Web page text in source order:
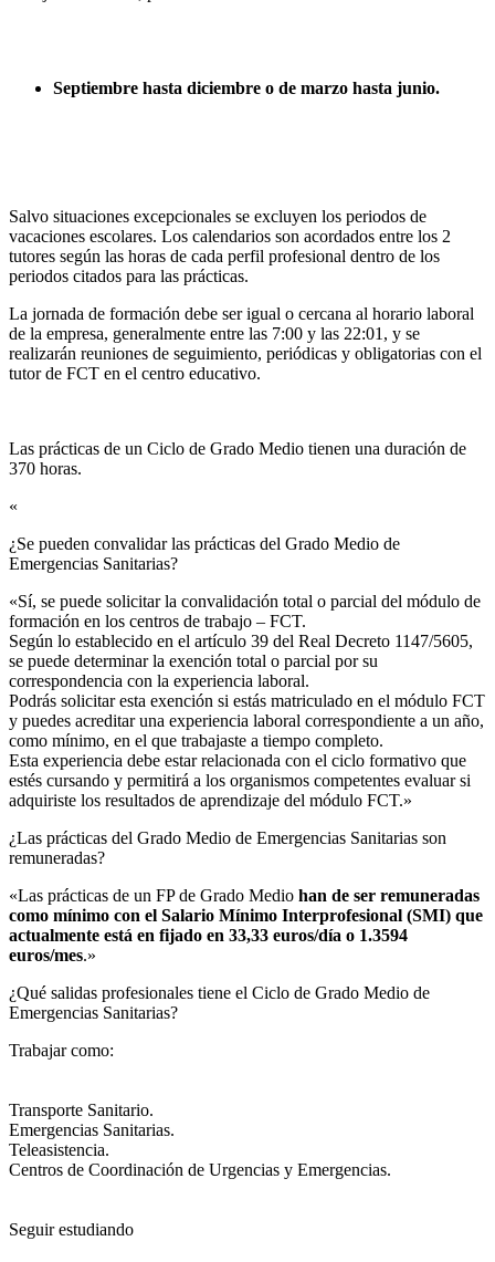
Septiembre hasta diciembre o de marzo hasta junio.
Salvo situaciones excepcionales se excluyen los periodos de
vacaciones escolares. Los calendarios son acordados entre los 2
tutores según las horas de cada perfil profesional dentro de los
periodos citados para las prácticas.
La jornada de formación debe ser igual o cercana al horario laboral
de la empresa, generalmente entre las 7:00 y las 22:01, y se
realizarán reuniones de seguimiento, periódicas y obligatorias con el
tutor de FCT en el centro educativo.
Las prácticas de un Ciclo de Grado Medio tienen una duración de
370 horas.
«
¿Se pueden convalidar las prácticas del Grado Medio de
Emergencias Sanitarias?​
«Sí, se puede solicitar la convalidación total o parcial del módulo de
formación en los centros de trabajo – FCT.
Según lo establecido en el artículo 39 del Real Decreto 1147/5605,
se puede determinar la exención total o parcial por su
correspondencia con la experiencia laboral.
Podrás solicitar esta exención si estás matriculado en el módulo FCT
y puedes acreditar una experiencia laboral correspondiente a un año,
como mínimo, en el que trabajaste a tiempo completo.
Esta experiencia debe estar relacionada con el ciclo formativo que
estés cursando y permitirá a los organismos competentes evaluar si
adquiriste los resultados de aprendizaje del módulo FCT.»
¿Las prácticas del Grado Medio de Emergencias Sanitarias son
remuneradas?​
«Las prácticas de un FP de Grado Medio han de ser remuneradas
como mínimo con el Salario Mínimo Interprofesional (SMI) que
actualmente está en fijado en 33,33 euros/día o 1.3594
euros/mes.»
¿Qué salidas profesionales tiene el Ciclo de Grado Medio de
Emergencias Sanitarias?​
Trabajar como:
Transporte Sanitario.
Emergencias Sanitarias.
Teleasistencia.
Centros de Coordinación de Urgencias y Emergencias.
Seguir estudiando